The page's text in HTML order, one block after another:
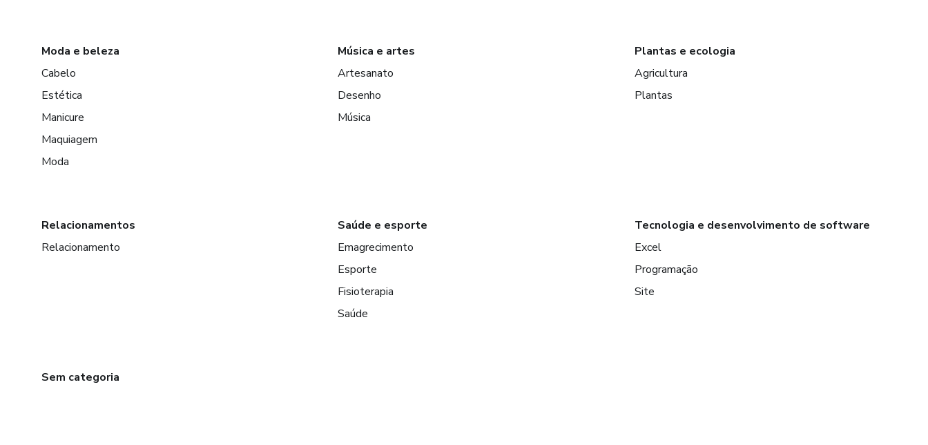
Moda e beleza
Cabelo
Estética
Manicure
Maquiagem
Moda
Música e artes
Artesanato
Desenho
Música
Plantas e ecologia
Agricultura
Plantas
Relacionamentos
Relacionamento
Saúde e esporte
Emagrecimento
Esporte
Fisioterapia
Saúde
Tecnologia e desenvolvimento de software
Excel
Programação
Site
Sem categoria